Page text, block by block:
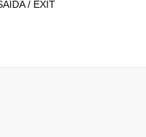
/ EXIT